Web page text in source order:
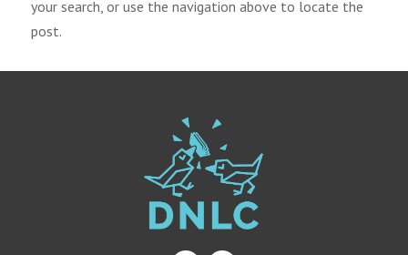
your search, or use the navigation above to locate the
post.